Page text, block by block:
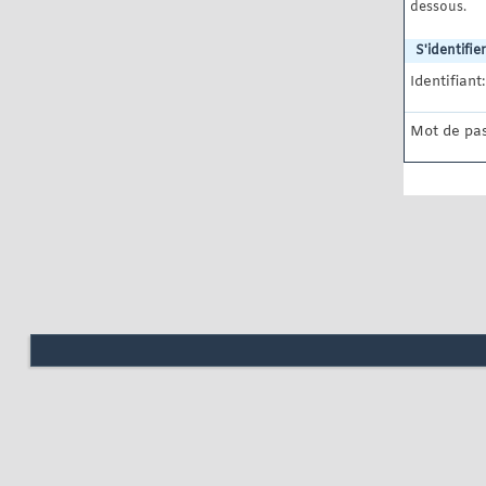
dessous.
S'identifier
Identifiant:
Mot de